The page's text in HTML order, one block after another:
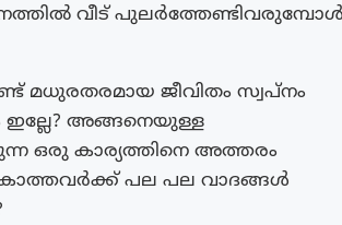
വീട് പുലർത്തേണ്ടിവരുമ്പോൾ
മധുരതരമായ ജീവിതം സ്വപ്നം
അങ്ങനെയുള്ള
ഒരു കാര്യത്തിനെ അത്തരം
പല പല വാദങ്ങൾ